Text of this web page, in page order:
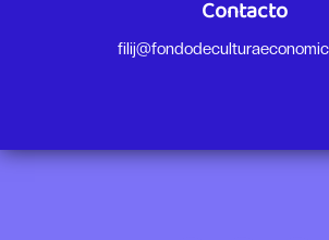
Contacto